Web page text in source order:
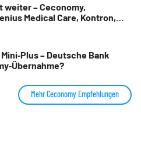
weiter – Ceconomy,
Medical Care, Kontron,
– Deutsche Bank
Mehr Ceconomy Empfehlungen